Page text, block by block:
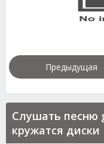
Предыдущая
Слушать песню
кружатся диски